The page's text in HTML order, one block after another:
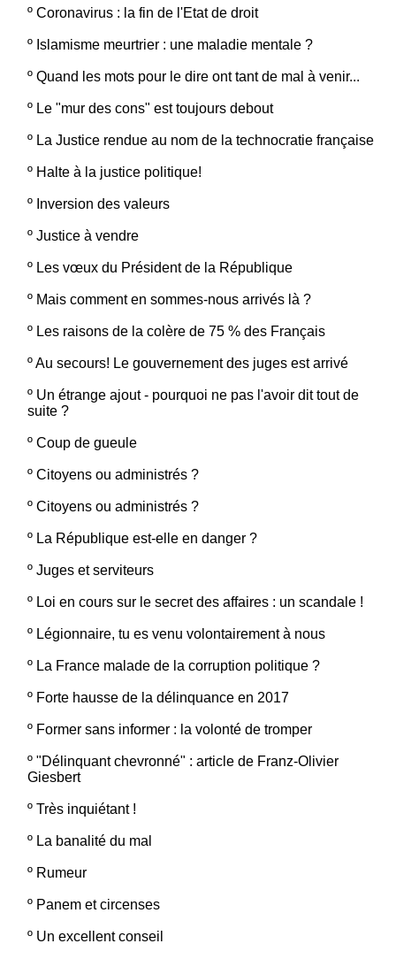
º Coronavirus : la fin de l'Etat de droit
º Islamisme meurtrier : une maladie mentale ?
º Quand les mots pour le dire ont tant de mal à venir...
º Le "mur des cons" est toujours debout
º La Justice rendue au nom de la technocratie française
º Halte à la justice politique!
º Inversion des valeurs
º Justice à vendre
º Les vœux du Président de la République
º Mais comment en sommes-nous arrivés là ?
º Les raisons de la colère de 75 % des Français
ºAu secours! Le gouvernement des juges est arrivé
º Un étrange ajout - pourquoi ne pas l'avoir dit tout de
suite ?
º Coup de gueule
º Citoyens ou administrés ?
º Citoyens ou administrés ?
º La République est-elle en danger ?
º Juges et serviteurs
º Loi en cours sur le secret des affaires : un scandale !
º Légionnaire, tu es venu volontairement à nous
º La France malade de la corruption politique ?
º Forte hausse de la délinquance en 2017
º Former sans informer : la volonté de tromper
º "Délinquant chevronné" : article de Franz-Olivier
Giesbert
º Très inquiétant !
º La banalité du mal
º Rumeur
º Panem et circenses
º Un excellent conseil